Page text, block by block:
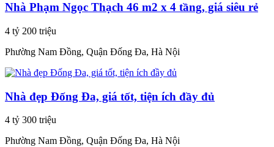
Nhà Phạm Ngọc Thạch 46 m2 x 4 tầng, giá siêu rẻ
4 tỷ 200 triệu
Phường Nam Đồng, Quận Đống Đa, Hà Nội
Nhà đẹp Đống Đa, giá tốt, tiện ích đầy đủ
4 tỷ 300 triệu
Phường Nam Đồng, Quận Đống Đa, Hà Nội